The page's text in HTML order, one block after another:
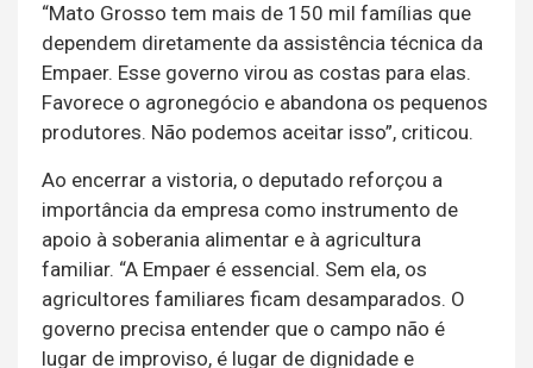
“Mato Grosso tem mais de 150 mil famílias que
dependem diretamente da assistência técnica da
Empaer. Esse governo virou as costas para elas.
Favorece o agronegócio e abandona os pequenos
produtores. Não podemos aceitar isso”, criticou.
Ao encerrar a vistoria, o deputado reforçou a
importância da empresa como instrumento de
apoio à soberania alimentar e à agricultura
familiar. “A Empaer é essencial. Sem ela, os
agricultores familiares ficam desamparados. O
governo precisa entender que o campo não é
lugar de improviso, é lugar de dignidade e